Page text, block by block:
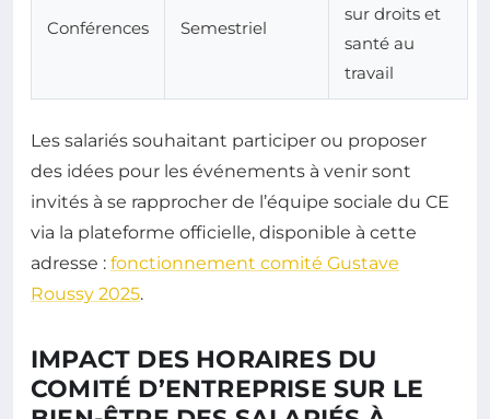
Conférences Semestriel
sur droits et
santé au
travail
Les salariés souhaitant participer ou proposer
des idées pour les événements à venir sont
invités à se rapprocher de l’équipe sociale du CE
via la plateforme officielle, disponible à cette
adresse : fonctionnement comité Gustave
Roussy 2025.
IMPACT DES HORAIRES DU
COMITÉ D’ENTREPRISE SUR LE